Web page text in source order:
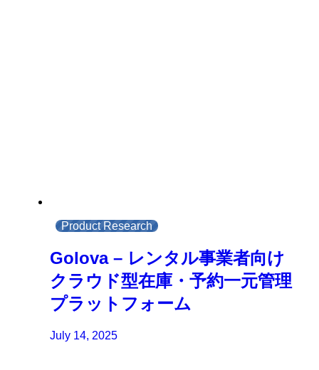
Product Research
Golova – レンタル事業者向け
クラウド型在庫・予約一元管理
プラットフォーム
July 14, 2025